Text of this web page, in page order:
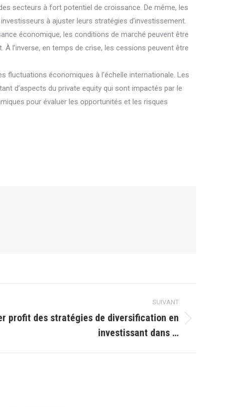
secteurs à fort potentiel de croissance. De même, les
à ajuster leurs stratégies d’investissement.
économique, les conditions de marché peuvent être
l’inverse, en temps de crise, les cessions peuvent être
fluctuations économiques à l’échelle internationale. Les
d’aspects du private equity qui sont impactés par le
pour évaluer les opportunités et les risques
SUIVANT
profit des stratégies de diversification en
investissant dans …